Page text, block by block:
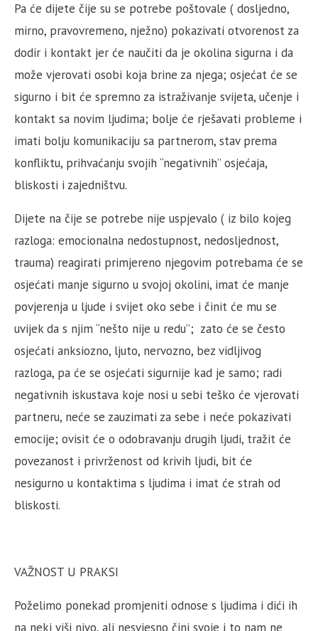
Pa će dijete čije su se potrebe poštovale ( dosljedno,
mirno, pravovremeno, nježno) pokazivati otvorenost za
dodir i kontakt jer će naučiti da je okolina sigurna i da
može vjerovati osobi koja brine za njega; osjećat će se
sigurno i bit će spremno za istraživanje svijeta, učenje i
kontakt sa novim ljudima; bolje će rješavati probleme i
imati bolju komunikaciju sa partnerom, stav prema
konfliktu, prihvaćanju svojih “negativnih” osjećaja,
bliskosti i zajedništvu.
Dijete na čije se potrebe nije uspjevalo ( iz bilo kojeg
razloga: emocionalna nedostupnost, nedosljednost,
trauma) reagirati primjereno njegovim potrebama će se
osjećati manje sigurno u svojoj okolini, imat će manje
povjerenja u ljude i svijet oko sebe i činit će mu se
uvijek da s njim “nešto nije u redu”; zato će se često
osjećati anksiozno, ljuto, nervozno, bez vidljivog
razloga, pa će se osjećati sigurnije kad je samo; radi
negativnih iskustava koje nosi u sebi teško će vjerovati
partneru, neće se zauzimati za sebe i neće pokazivati
emocije; ovisit će o odobravanju drugih ljudi, tražit će
povezanost i privrženost od krivih ljudi, bit će
nesigurno u kontaktima s ljudima i imat će strah od
bliskosti.
VAŽNOST U PRAKSI
Poželimo ponekad promjeniti odnose s ljudima i dići ih
na neki viši nivo, ali nesvjesno čini svoje i to nam ne